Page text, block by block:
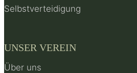
Selbstverteidigung
UNSER VEREIN
Über uns